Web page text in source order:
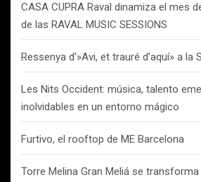
CASA CUPRA Raval dinamiza el mes
de las RAVAL MUSIC SESSIONS
Ressenya d'»Avi, et trauré d’aquí» a la
Les Nits Occident: música, talento
inolvidables en un entorno mágico
Furtivo, el rooftop de ME Barcelona
Torre Melina Gran Meliá se